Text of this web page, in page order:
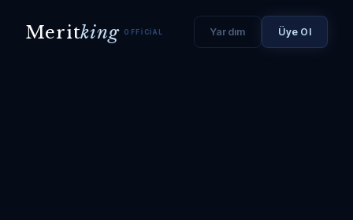
Meritking OFFICIAL Yardım Üye Ol